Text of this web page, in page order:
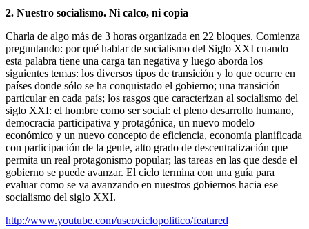
2. Nuestro socialismo. Ni calco, ni copia
Charla de algo más de 3 horas organizada en 22 bloques. Comienza
preguntando: por qué hablar de socialismo del Siglo XXI cuando
esta palabra tiene una carga tan negativa y luego aborda los
siguientes temas: los diversos tipos de transición y lo que ocurre en
países donde sólo se ha conquistado el gobierno; una transición
particular en cada país; los rasgos que caracterizan al socialismo del
siglo XXI: el hombre como ser social: el pleno desarrollo humano,
democracia participativa y protagónica, un nuevo modelo
económico y un nuevo concepto de eficiencia, economía planificada
con participación de la gente, alto grado de descentralización que
permita un real protagonismo popular; las tareas en las que desde el
gobierno se puede avanzar. El ciclo termina con una guía para
evaluar como se va avanzando en nuestros gobiernos hacia ese
socialismo del siglo XXI.
http://www.youtube.com/user/ciclopolitico/featured